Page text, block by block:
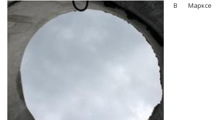
лавиной
стала
основанием
В Марксе